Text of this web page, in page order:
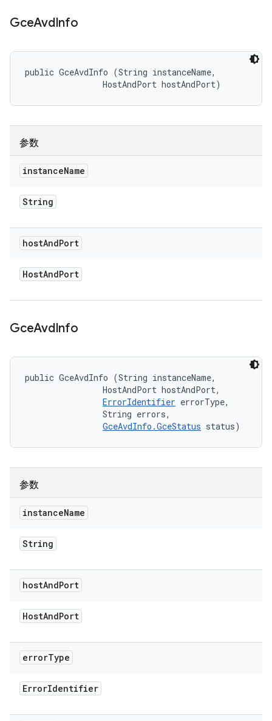
GceAvdInfo
public GceAvdInfo (String instanceName,
                HostAndPort hostAndPort)
参数
instanceName
String
hostAndPort
HostAndPort
GceAvdInfo
public GceAvdInfo (String instanceName,
                HostAndPort hostAndPort,
ErrorIdentifier errorType,
                String errors,
GceAvdInfo.GceStatus status)
参数
instanceName
String
hostAndPort
HostAndPort
errorType
ErrorIdentifier